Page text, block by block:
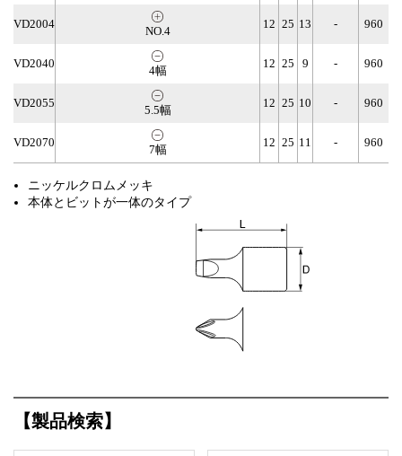
VD2004
NO.4
12 25 13 - 960
VD2040
4幅
12 25 9 - 960
VD2055
5.5幅
12 25 10 - 960
VD2070
7幅
12 25 11 - 960
ニッケルクロムメッキ
本体とビットが一体のタイプ
【製品検索】